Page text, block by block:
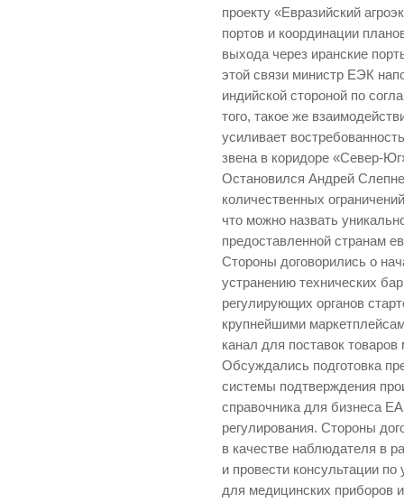
проекту «Евразийский
портов и координации
выхода через иранские
этой связи министр ЕЭК
индийской стороной по
того, такое же
усиливает
звена в коридоре «Север-
Остановился Андрей
количественных
что можно назвать
предоставленной странам
Стороны договорились о
устранению технических
регулирующих органов
крупнейшими
канал для поставок
Обсуждались подготовка
системы подтверждения
справочника для бизнеса
регулирования. Стороны
в качестве наблюдателя в
и провести консультации
для медицинских приборов